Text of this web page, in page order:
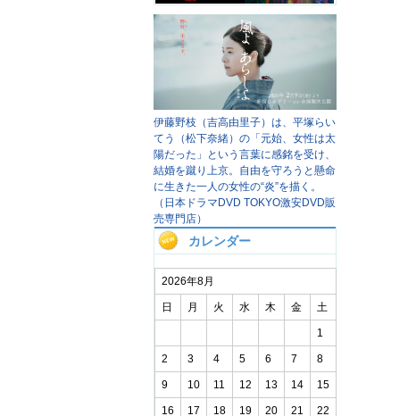
伊藤野枝（吉高由里子）は、平塚らい
てう（松下奈緒）の「元始、女性は太
陽だった」という言葉に感銘を受け、
結婚を蹴り上京。自由を守ろうと懸命
に生きた一人の女性の“炎”を描く。
（日本ドラマDVD TOKYO激安DVD販
売専門店）
カレンダー
2026年8月
日 月 火 水 木 金 土
1
2 3 4 5 6 7 8
9 10 11 12 13 14 15
16 17 18 19 20 21 22